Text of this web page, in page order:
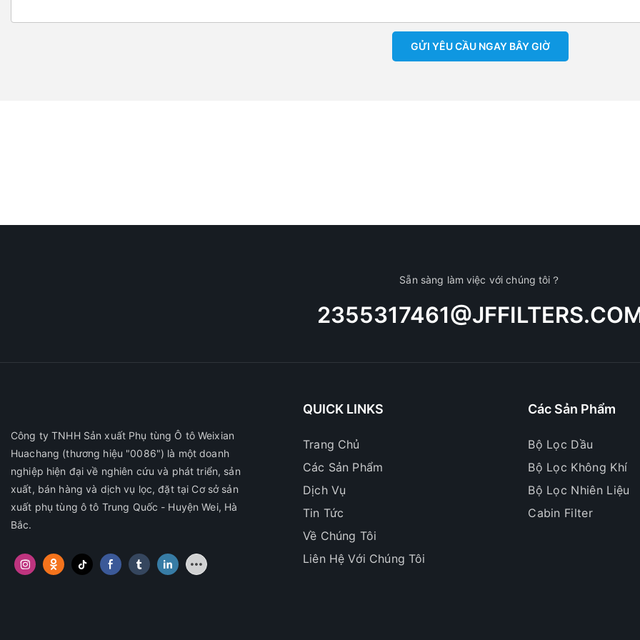
GỬI YÊU CẦU NGAY BÂY GIỜ
Sẵn sàng làm việc với chúng tôi？
Công ty TNHH Sản xuất Phụ tùng Ô tô Weixian
Huachang (thương hiệu "0086") là một doanh
nghiệp hiện đại về nghiên cứu và phát triển, sản
xuất, bán hàng và dịch vụ lọc, đặt tại Cơ sở sản
xuất phụ tùng ô tô Trung Quốc - Huyện Wei, Hà
Bắc.
QUICK LINKS
Trang Chủ
Các Sản Phẩm
Dịch Vụ
Tin Tức
Về Chúng Tôi
Liên Hệ Với Chúng Tôi
Các Sản Phẩm
Bộ Lọc Dầu
Bộ Lọc Không Khí
Bộ Lọc Nhiên Liệu
Cabin Filter